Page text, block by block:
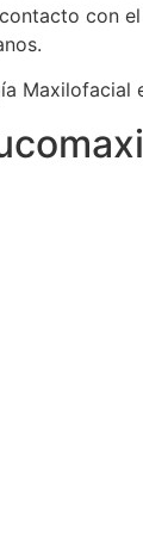
con